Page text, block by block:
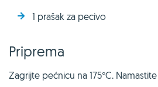
1 prašak za pecivo
Priprema
Zagrijte pećnicu na 175°C.